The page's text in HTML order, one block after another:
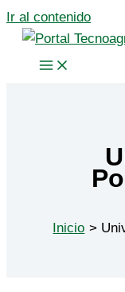
Ir al contenido
Inicio